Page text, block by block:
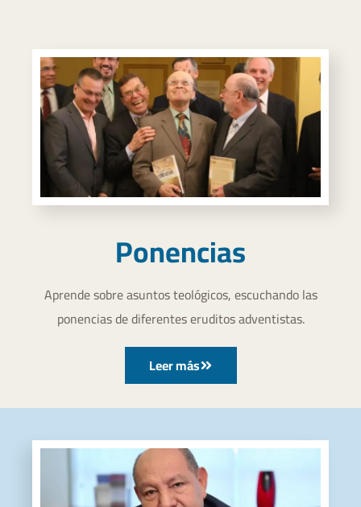
Ponencias
Aprende sobre asuntos teológicos, escuchando las
ponencias de diferentes eruditos adventistas.
Leer más